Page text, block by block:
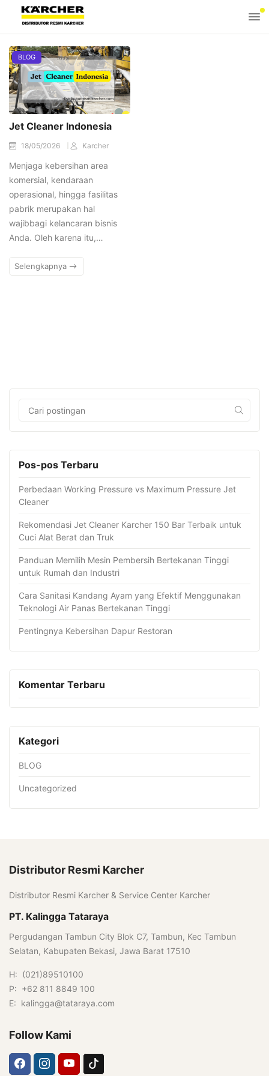
BLOG
Jet Cleaner Indonesia
18/05/2026 Karcher
Menjaga kebersihan area
komersial, kendaraan
operasional, hingga fasilitas
pabrik merupakan hal
wajibbagi kelancaran bisnis
Anda. Oleh karena itu,…
Selengkapnya
Pos-pos Terbaru
Perbedaan Working Pressure vs Maximum Pressure Jet
Cleaner
Rekomendasi Jet Cleaner Karcher 150 Bar Terbaik untuk
Cuci Alat Berat dan Truk
Panduan Memilih Mesin Pembersih Bertekanan Tinggi
untuk Rumah dan Industri
Cara Sanitasi Kandang Ayam yang Efektif Menggunakan
Teknologi Air Panas Bertekanan Tinggi
Pentingnya Kebersihan Dapur Restoran
Komentar Terbaru
Kategori
BLOG
Uncategorized
Distributor Resmi Karcher
Distributor Resmi Karcher & Service Center Karcher
PT. Kalingga Tataraya
Pergudangan Tambun City Blok C7, Tambun, Kec Tambun
Selatan, Kabupaten Bekasi, Jawa Barat 17510
H: (021)89510100
P: +62 811 8849 100
E: kalingga@tataraya.com
Follow Kami